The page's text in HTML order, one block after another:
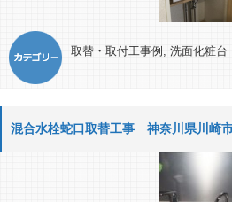
取替・取付工事例 , 洗面化粧台
混合水栓蛇口取替工事 神奈川県川崎